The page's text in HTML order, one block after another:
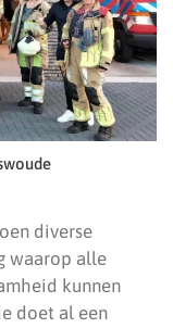
diverse
waarop alle
kunnen
doet al een